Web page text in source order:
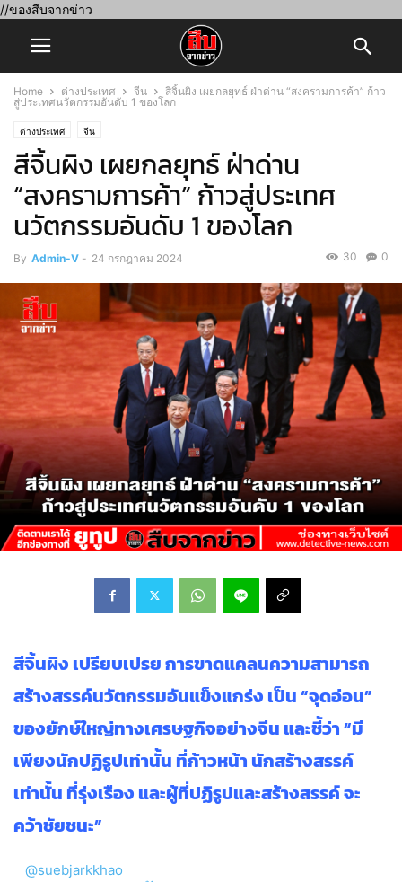
//ของสืบจากข่าว
Home ต่างประเทศ จีน
สีจิ้นผิง เผยกลยุทธ์ ฝ่าด่าน “สงครามการค้า” ก้าว
สู่ประเทศนวัตกรรมอันดับ 1 ของโลก
ต่างประเทศ จีน
สีจิ้นผิง เผยกลยุทธ์ ฝ่าด่าน
“สงครามการค้า” ก้าวสู่ประเทศ
นวัตกรรมอันดับ 1 ของโลก
By Admin-V - 24 กรกฎาคม 2024 0
30
สีจิ้นผิง เปรียบเปรย การขาดแคลนความสามารถ
สร้างสรรค์นวัตกรรมอันแข็งแกร่ง เป็น “จุดอ่อน”
ของยักษ์ใหญ่ทางเศรษฐกิจอย่างจีน และชี้ว่า “มี
เพียงนักปฏิรูปเท่านั้น ที่ก้าวหน้า นักสร้างสรรค์
เท่านั้น ที่รุ่งเรือง และผู้ที่ปฏิรูปและสร้างสรรค์ จะ
คว้าชัยชนะ”
@suebjarkkhao